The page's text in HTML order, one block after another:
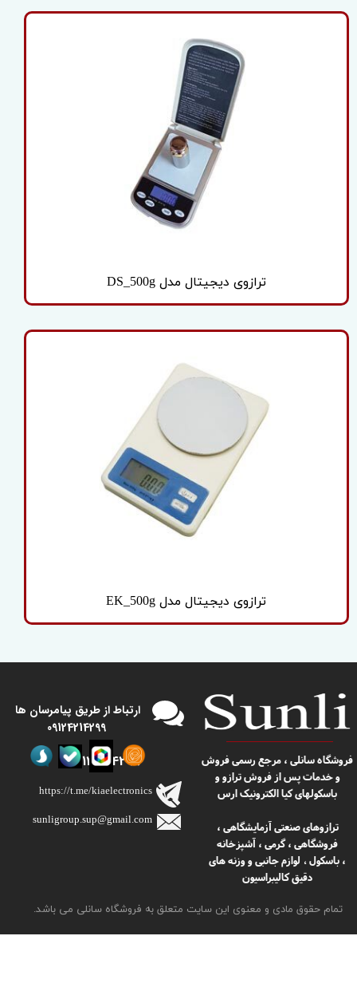
ترازوی دیجیتال مدل DS_500g
ترازوی دیجیتال مدل EK_500g
​​فروشگاه سانلی ، مرجع رسمی فروش
و خدمات پس از فروش ترازو و
باسکولهای کیا الکترونیک ارس
ترازوهای صنعتی آزمایشگاهی ،
فروشگاهی ، گرمی ، آشپزخانه
، باسکول، لوازم جانبی و وزنه های
دقیق کالیبراسیون
تمام حقوق مادی و معنوی این سایت متعلق به فروشگاه سانلی می باشد.
sunligroup.sup@gmail.com​​​​​​​
https://t.me/kiaelectronics
​​ارتباط از طریق پیامرسان ها
09124214299
09124214299